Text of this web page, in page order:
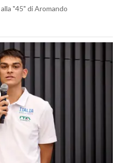
"45" di Aromando